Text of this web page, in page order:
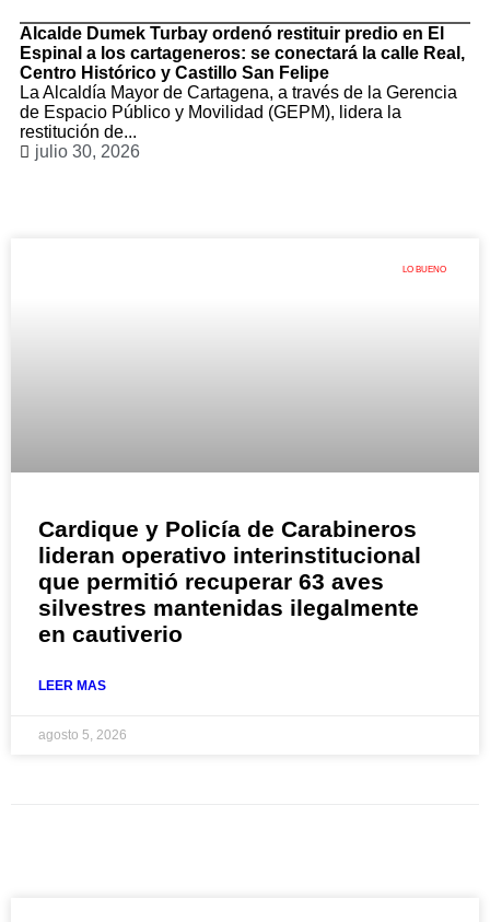
Alcalde Dumek Turbay ordenó restituir predio en El
Espinal a los cartageneros: se conectará la calle Real,
Centro Histórico y Castillo San Felipe
La Alcaldía Mayor de Cartagena, a través de la Gerencia
de Espacio Público y Movilidad (GEPM), lidera la
restitución de...
julio 30, 2026
LO BUENO
Cardique y Policía de Carabineros
lideran operativo interinstitucional
que permitió recuperar 63 aves
silvestres mantenidas ilegalmente
en cautiverio
LEER MAS
agosto 5, 2026